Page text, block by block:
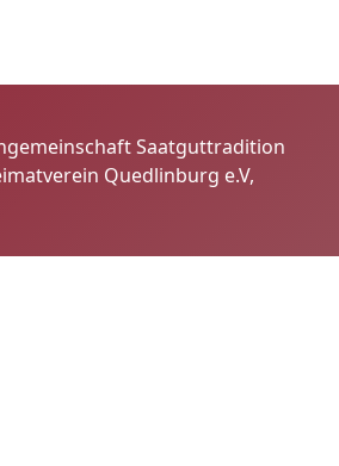
Saatguttradition
Quedlinburg e.V,